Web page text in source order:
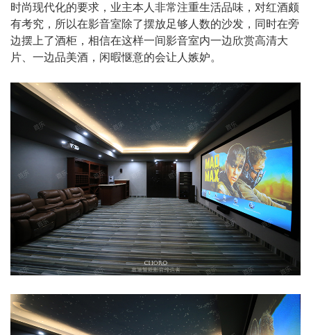
时尚现代化的要求，业主本人非常注重生活品味，对红酒颇
有考究，所以在影音室除了摆放足够人数的沙发，同时在旁
边摆上了酒柜，相信在这样一间影音室内一边欣赏高清大
片、一边品美酒，闲暇惬意的会让人嫉妒。